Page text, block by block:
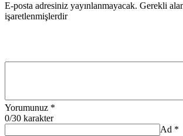
E-posta adresiniz yayınlanmayacak. Gerekli
işaretlenmişlerdir
Yorumunuz *
0/30 karakter
Ad *